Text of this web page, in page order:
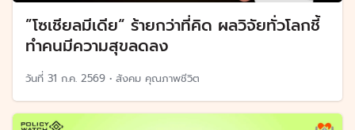
”โซเชียลมีเดีย“ ร้ายกว่าที่คิด ผลวิจัยทั่วโลกชี้
ทำคนมีความสุขลดลง
วันที่ 31 ก.ค. 2569 • สังคม คุณภาพชีวิต